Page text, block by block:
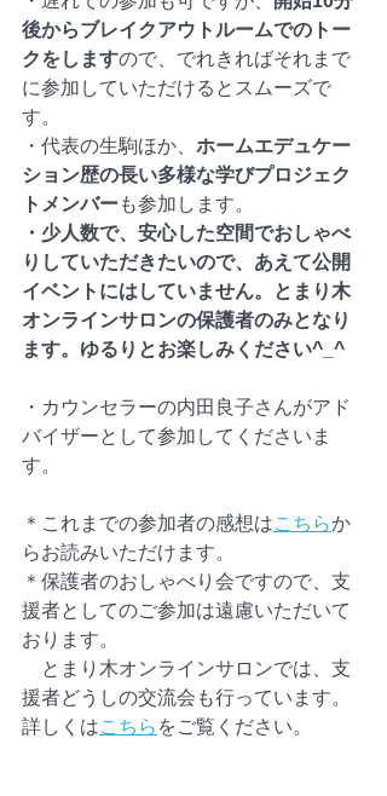
後からブレイクアウトルームでのトー
クをしますので、でれきればそれまで
に参加していただけるとスムーズで
す。
・代表の生駒ほか、 ホームエデュケー
ション歴の長い多様な学びプロジェク
トメンバーも参加します。
・少人数で、安心した空間でおしゃべ
りしていただきたいので、あえて公開
イベントにはしていません。とまり木
オンラインサロンの保護者のみとなり
ます。ゆるりとお楽しみください^_^
・カウンセラーの内田良子さんがアド
バイザーとして参加してくださいま
す。
＊これまでの参加者の感想はこちらか
らお読みいただけます。
＊保護者のおしゃべり会ですので、支
援者としてのご参加は遠慮いただいて
おります。
とまり木オンラインサロンでは、支
援者どうしの交流会も行っています。
詳しくはこちら をご覧ください。